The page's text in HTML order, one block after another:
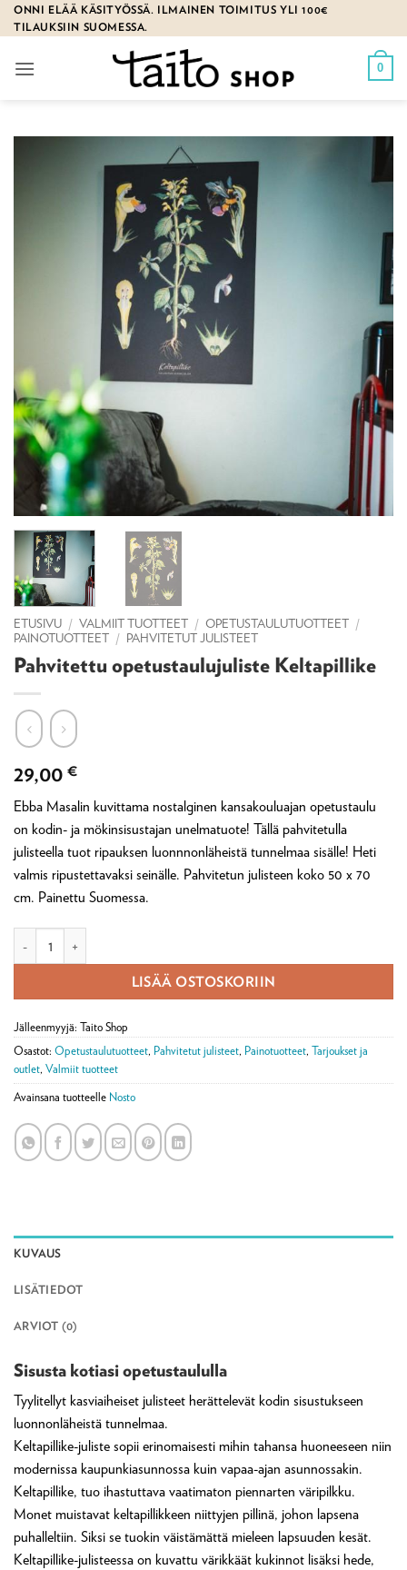
Skip
to
ONNI ELÄÄ KÄSITYÖSSÄ. ILMAINEN TOIMITUS YLI 100€
TILAUKSIIN SUOMESSA.
0
ETUSIVU / VALMIIT TUOTTEET / OPETUSTAULUTUOTTEET /
PAINOTUOTTEET / PAHVITETUT JULISTEET
Pahvitettu opetustaulujuliste Keltapillike
29,00 €
Ebba Masalin kuvittama nostalginen kansakouluajan opetustaulu
on kodin- ja mökinsisustajan unelmatuote! Tällä pahvitetulla
julisteella tuot ripauksen luonnnonläheistä tunnelmaa sisälle! Heti
valmis ripustettavaksi seinälle. Pahvitetun julisteen koko 50 x 70
cm. Painettu Suomessa.
LISÄÄ OSTOSKORIIN
Jälleenmyyjä: Taito Shop
Osastot: Opetustaulutuotteet, Pahvitetut julisteet, Painotuotteet, Tarjoukset ja
outlet, Valmiit tuotteet
Avainsana tuotteelle Nosto
KUVAUS
LISÄTIEDOT
ARVIOT (0)
Sisusta kotiasi opetustaululla
Tyylitellyt kasviaiheiset julisteet herättelevät kodin sisustukseen
luonnonläheistä tunnelmaa.
Keltapillike-juliste sopii erinomaisesti mihin tahansa huoneeseen niin
modernissa kaupunkiasunnossa kuin vapaa-ajan asunnossakin.
Keltapillike, tuo ihastuttava vaatimaton piennarten väripilkku.
Monet muistavat keltapillikkeen niittyjen pillinä, johon lapsena
puhalleltiin. Siksi se tuokin väistämättä mieleen lapsuuden kesät.
Keltapillike-julisteessa on kuvattu värikkäät kukinnot lisäksi hede,